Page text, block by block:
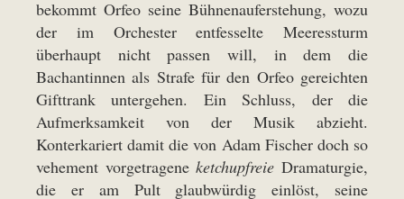
bekommt Orfeo seine Bühnenauferstehung, wozu
der im Orchester entfesselte Meeressturm
überhaupt nicht passen will, in dem die
Bachantinnen als Strafe für den Orfeo gereichten
Gifttrank untergehen. Ein Schluss, der die
Aufmerksamkeit von der Musik abzieht.
Konterkariert damit die von Adam Fischer doch so
vehement vorgetrageneketchupfreie Dramaturgie,
die er am Pult glaubwürdig einlöst, seine